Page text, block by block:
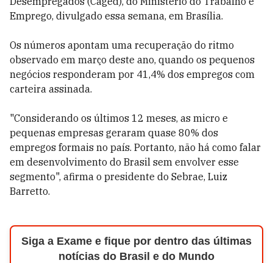
Emprego, divulgado essa semana, em Brasília.
Os números apontam uma recuperação do ritmo
observado em março deste ano, quando os pequenos
negócios responderam por 41,4% dos empregos com
carteira assinada.
"Considerando os últimos 12 meses, as micro e
pequenas empresas geraram quase 80% dos
empregos formais no país. Portanto, não há como falar
em desenvolvimento do Brasil sem envolver esse
segmento", afirma o presidente do Sebrae, Luiz
Barretto.
Siga a Exame e fique por dentro das últimas
notícias do Brasil e do Mundo